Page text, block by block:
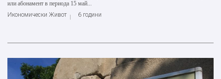
или абонамент в периода 15 май...
Икономически Живот
6 години